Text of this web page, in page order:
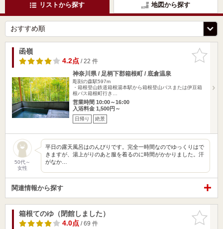
リストから探す 地図から探す
お気に入
りに追加
函嶺
4.2点/ 22 件
神奈川県 / 足柄下郡箱根町 / 底倉温泉
彫刻の森駅597m
・箱根登山鉄道箱根湯本駅から箱根登山バスまたは伊豆箱
根バス箱根町行き…
営業時間 10:00～16:00
入浴料金 1,500円～
日帰り 絶景
50代～
女性
平日の露天風呂はのんびりです。完全一時間なのでゆっくりはで
きますが、湯上がりのあと服を着るのに時間がかかりました。汗
がなか…
関連情報から探す
お気に入
りに追加
箱根てのゆ（閉館しました）
4.0点/ 69 件